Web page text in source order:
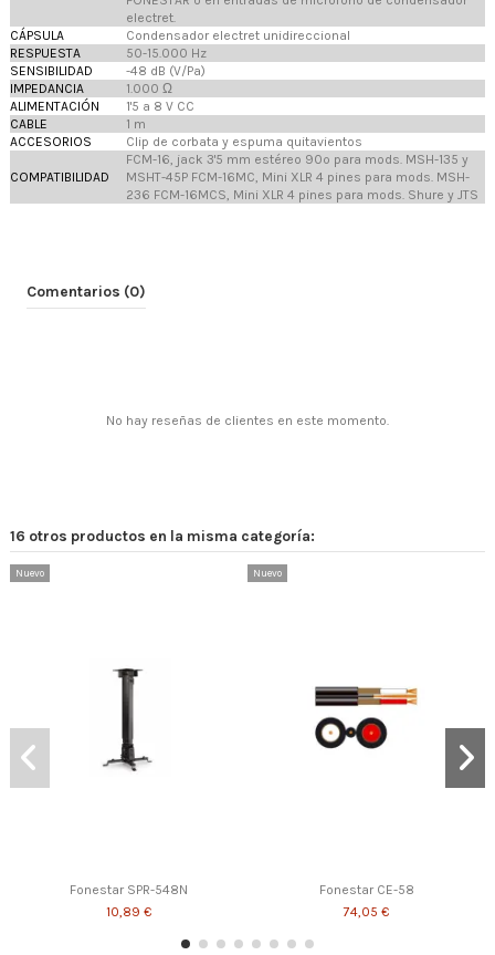
electret.
CÁPSULA
Condensador electret unidireccional
RESPUESTA
50-15.000 Hz
SENSIBILIDAD
-48 dB (V/Pa)
IMPEDANCIA
1.000 Ω
ALIMENTACIÓN
1'5 a 8 V CC
CABLE
1 m
ACCESORIOS
Clip de corbata y espuma quitavientos
COMPATIBILIDAD
FCM-16, jack 3'5 mm estéreo 90º para mods. MSH-135 y
MSHT-45P FCM-16MC, Mini XLR 4 pines para mods. MSH-
236 FCM-16MCS, Mini XLR 4 pines para mods. Shure y JTS
Comentarios (0)
No hay reseñas de clientes en este momento.
16 otros productos en la misma categoría:
Nuevo
Fonestar SPR-548N
10,89 €
Nuevo
Fonestar CE-58
74,05 €